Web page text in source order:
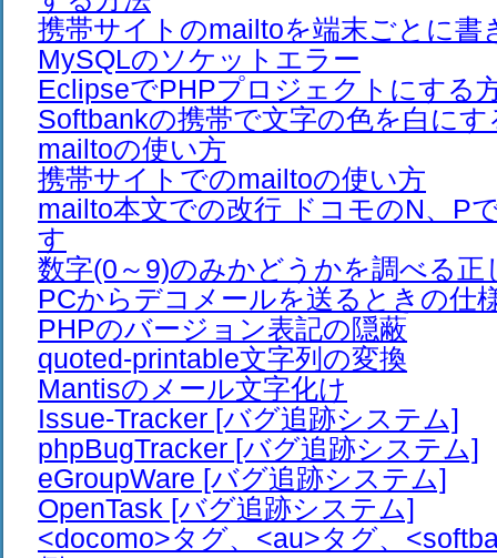
携帯サイトのmailtoを端末ごとに書
MySQLのソケットエラー
EclipseでPHPプロジェクトにする
Softbankの携帯で文字の色を白に
mailtoの使い方
携帯サイトでのmailtoの使い方
mailto本文での改行 ドコモのN、P
す
数字(0～9)のみかどうかを調べる正
PCからデコメールを送るときの仕
PHPのバージョン表記の隠蔽
quoted-printable文字列の変換
Mantisのメール文字化け
Issue-Tracker [バグ追跡システム]
phpBugTracker [バグ追跡システム]
eGroupWare [バグ追跡システム]
OpenTask [バグ追跡システム]
<docomo>タグ、<au>タグ、